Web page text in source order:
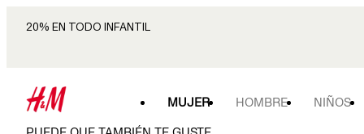
20% EN TODO INFANTIL
MUJER HOMBRE NIÑOS